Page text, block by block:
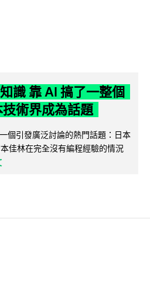
識 靠 AI 搞了一整個
術界成為話題
個引發廣泛討論的熱門話題：日本
佳林在完全沒有編程經驗的情況